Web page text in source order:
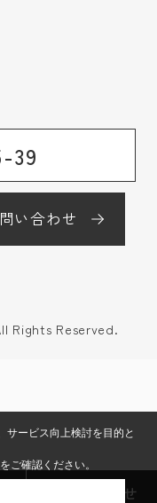
39
い合わせ
Rights Reserved.
お問い合わせ
サービス向上検討を目的と
をご確認ください。